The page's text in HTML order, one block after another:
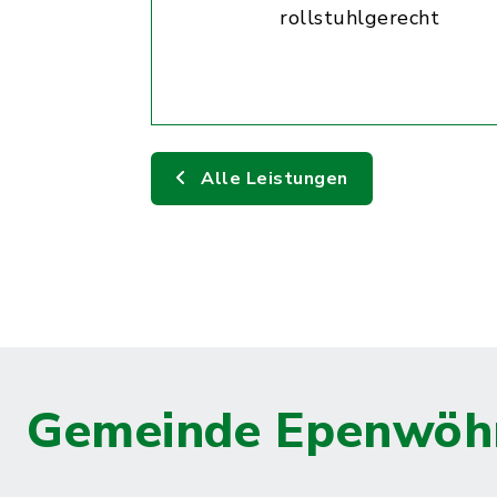
rollstuhlgerecht
Alle Leistungen
Gemeinde